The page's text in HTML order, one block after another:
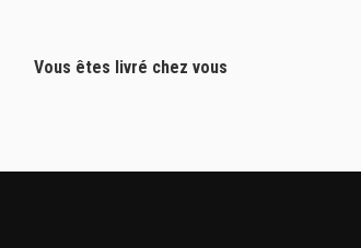
Vous êtes livré chez vous